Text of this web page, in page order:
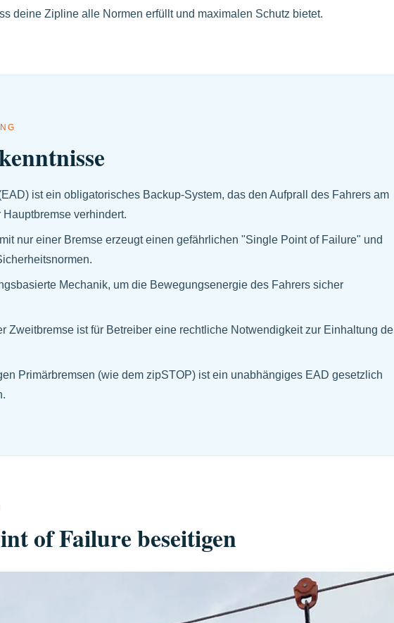
deine Zipline alle Normen erfüllt und maximalen Schutz bietet.
ist ein obligatorisches Backup-System, das den Aufprall des Fahrers am
verhindert.
nur einer Bremse erzeugt einen gefährlichen "Single Point of Failure" und
Mechanik, um die Bewegungsenergie des Fahrers sicher
Zweitbremse ist für Betreiber eine rechtliche Notwendigkeit zur Einhaltung
Primärbremsen (wie dem zipSTOP) ist ein unabhängiges EAD gesetzlich
of Failure beseitigen